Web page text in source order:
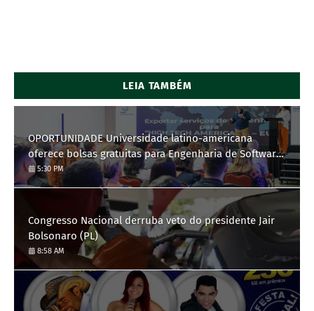
LEIA TAMBÉM
OPORTUNIDADE Universidade latino-americana
oferece bolsas gratuitas para Engenharia de Software;
saiba como se candidatar
5:30 PM
Congresso Nacional derruba veto do presidente Jair
Bolsonaro (PL)
8:58 AM